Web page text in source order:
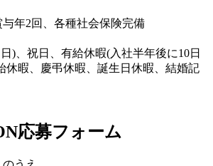
年2回、各種社会保険完備
)、祝日、有給休暇(入社半年後に10日
休暇、慶弔休暇、誕生日休暇、結婚記
応募フォーム